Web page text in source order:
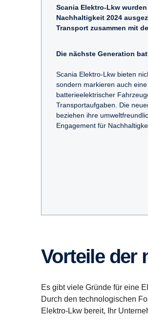
Scania Elektro-Lkw
Nachhaltigkeit 2024
Transport zusammen mit
Die nächste Generation
Scania Elektro-Lkw bieten
sondern markieren auch
batterieelektrischer
Transportaufgaben. Die
beziehen ihre
Engagement für
Vorteile
Es gibt viele Gründe für eine
Durch den technologischen
Elektro-Lkw bereit, Ihr